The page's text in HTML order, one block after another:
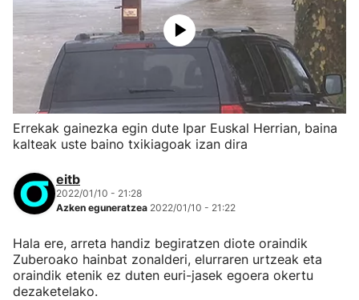
Errekak gainezka egin dute Ipar Euskal Herrian, baina
kalteak uste baino txikiagoak izan dira
eitb
2022/01/10 - 21:28
Azken eguneratzea 2022/01/10 - 21:22
Hala ere, arreta handiz begiratzen diote oraindik
Zuberoako hainbat zonalderi, elurraren urtzeak eta
oraindik etenik ez duten euri-jasek egoera okertu
dezaketelako.